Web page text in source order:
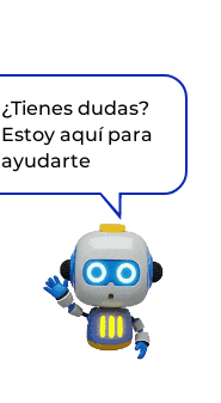
¿Tienes dudas?
Estoy aquí para
ayudarte